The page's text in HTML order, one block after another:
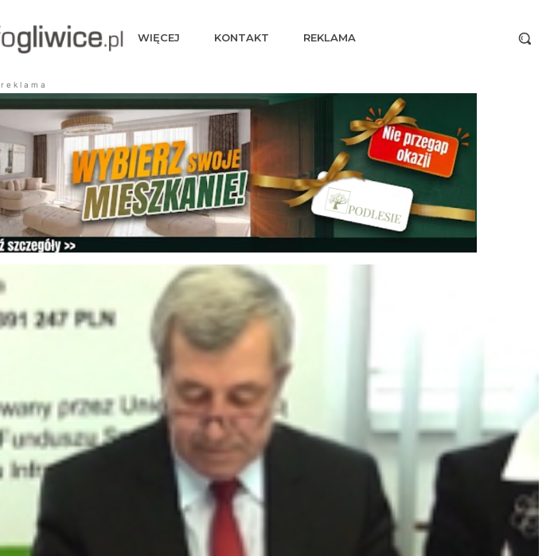
WIĘCEJ KONTAKT REKLAMA
r e k l a m a